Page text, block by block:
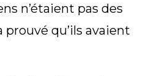
n’étaient pas des
qu’ils avaient